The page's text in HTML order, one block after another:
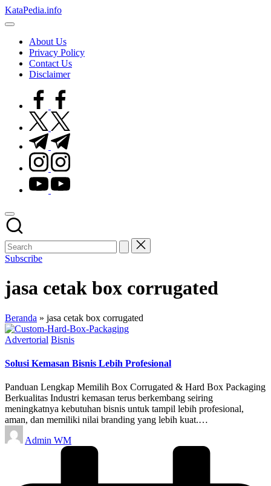
Skip
to
KataPedia.info
Berita
TerbaruAbout Us
Privacy Policy
Contact Us
Disclaimer
facebook.com
twitter.com
t.me
instagram.com
youtube.com
Subscribe
jasa cetak box corrugated
Beranda » jasa cetak box corrugated
Posted
Advertorial Bisnis
Solusi Kemasan Bisnis Lebih Profesional
Panduan Lengkap Memilih Box Corrugated & Hard Box Packaging
Berkualitas Industri kemasan terus berkembang seiring
meningkatnya kebutuhan bisnis untuk tampil lebih profesional,
aman, dan memiliki nilai branding yang lebih kuat.…
Posted
by
Admin WM